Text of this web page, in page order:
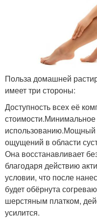
Польза домашней
имеет три стороны:
Доступность всех её
стоимости.Минимальное
ощущений в области
Она восстанавливает
благодаря действию
условии, что после
будет обёрнута
шерстяным платком,
усилится.